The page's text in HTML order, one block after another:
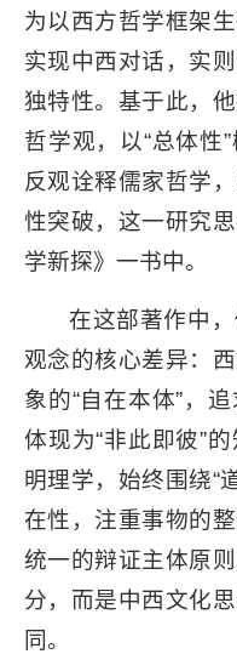
为以西方哲学框架
实现中西对话，实
独特性。基于此，
哲学观，以“总体性
反观诠释儒家哲学
性突破，这一研究
学新探》一书中。
在这部著作中
观念的核心差异：
象的“自在本体”，
体现为“非此即彼”
明理学，始终围绕“
在性，注重事物的
统一的辩证主体原
分，而是中西文化
同。